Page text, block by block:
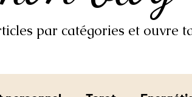
par catégories et ouvre